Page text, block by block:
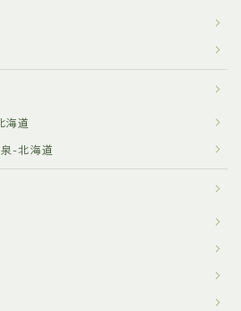
海道
-北海道